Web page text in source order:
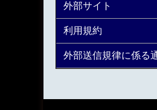
外部サイト
利用規約
外部送信規律に係る